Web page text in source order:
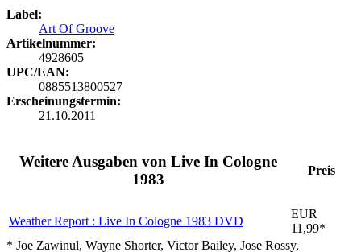
Label:
Art Of Groove
Artikelnummer:
4928605
UPC/EAN:
0885513800527
Erscheinungstermin:
21.10.2011
Weitere Ausgaben von Live In Cologne
1983
Preis
Weather Report : Live In Cologne 1983 DVD
EUR
11,99*
* Joe Zawinul, Wayne Shorter, Victor Bailey, Jose Rossy,